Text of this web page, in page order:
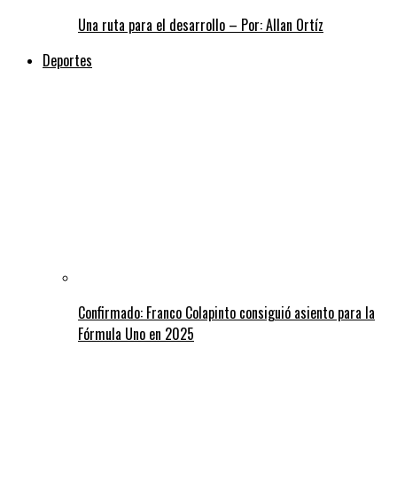
Una ruta para el desarrollo – Por: Allan Ortíz
Deportes
Confirmado: Franco Colapinto consiguió asiento para la
Fórmula Uno en 2025